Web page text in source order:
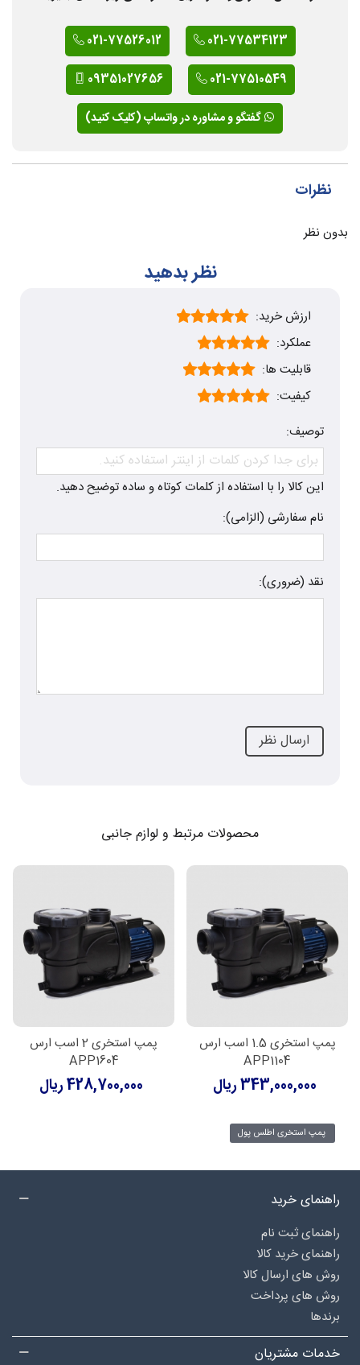
021-77534123
021-77526012
021-77510549
09351027656
گفتگو و مشاوره در واتساپ (کلیک کنید)
نظرات
بدون نظر
نظر بدهید
ارزش خرید:
عملکرد:
قابلیت ها:
کیفیت:
توصیف:
این کالا را با استفاده از کلمات کوتاه و ساده توضیح دهید.
نام سفارشی (الزامی):
نقد (ضروری):
محصولات مرتبط و لوازم جانبی
پمپ استخری 1.5 اسب ارس
APP1104
343,000,000 ریال
پمپ استخری 2 اسب ارس
APP1604
428,700,000 ریال
پمپ استخری اطلس پول
راهنمای خرید
راهنمای ثبت نام
راهنمای خرید کالا
روش های ارسال کالا
روش های پرداخت
برندها
خدمات مشتریان